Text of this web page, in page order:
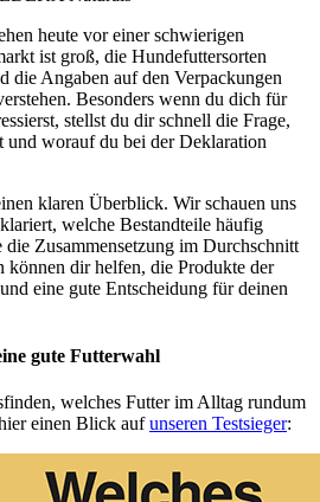
heute vor einer schwierigen
ist groß, die Hundefuttersorten
die Angaben auf den Verpackungen
Besonders wenn du dich für
stellst du dir schnell die Frage,
und worauf du bei der Deklaration
klaren Überblick. Wir schauen uns
welche Bestandteile häufig
Zusammensetzung im Durchschnitt
können dir helfen, die Produkte der
eine gute Entscheidung für deinen
gute Futterwahl
welches Futter im Alltag rundum
einen Blick aufunseren Testsieger: